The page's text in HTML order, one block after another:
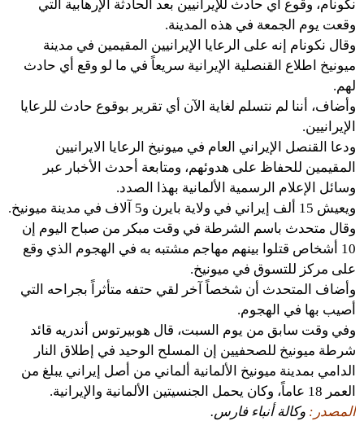
نكونام، وقوع أي حادث للإيرانيين بعد الحادثة الإرهابية التي
وقعت يوم الجمعة في هذه المدينة.
وقال نكونام إنه على الرعايا الإيرانيين المقيمين في مدينة
ميونيخ اطلاع القنصلية الإيرانية سريعاً في ما لو وقع أي حادث
لهم.
وأضاف، أننا لم نتسلم لغاية الآن أي تقرير بوقوع حادث للرعايا
الإيرانيين.
ودعا القنصل الإيراني العام في ميونيخ الرعايا الايرانيين
المقيمين للحفاظ على هدوئهم، ومتابعة أحدث الأخبار عبر
وسائل الإعلام الرسمية الألمانية بهذا الصدد.
ويعيش 15 ألف إيراني في ولاية بايرن و5 آلاف في مدينة ميونيخ.
وقال متحدث باسم الشرطة في وقت مبكر من صباح اليوم إن
10 أشخاص قتلوا بينهم مهاجم مشتبه به في الهجوم الذي وقع
على مركز للتسوق في ميونيخ.
وأضاف المتحدث أن شخصاً آخر لقي حتفه متأثراً بجراحه التي
أصيب بها في الهجوم.
وفي وقت سابق من يوم السبت، قال هوبيرتوس أندريه قائد
شرطة ميونيخ للصحفيين إن المسلح الوحيد في إطلاق النار
الدامي بمدينة ميونيخ الألمانية ألماني من أصل إيراني يبلغ من
العمر 18 عاماً، وكان يحمل الجنسيتين الألمانية والإيرانية.
المصدر: وكالة أنباء فارس.